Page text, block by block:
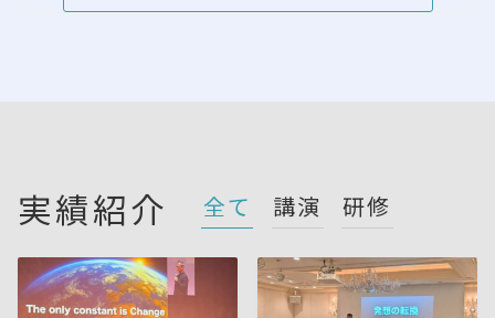
実績紹介 全て 講演 研修